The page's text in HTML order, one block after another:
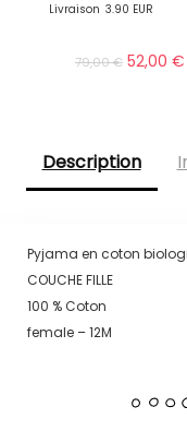
Livraison 3.90 EUR
79,00€ 52,00 €
Description
Pyjama en coton
COUCHE FILLE
100 % Coton
female – 12M